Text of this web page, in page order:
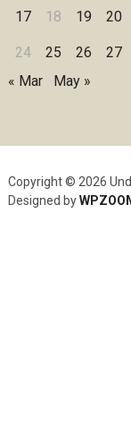
17 18 19 20
24 25 26 27
« Mar
May »
Copyright © 2026
Designed by